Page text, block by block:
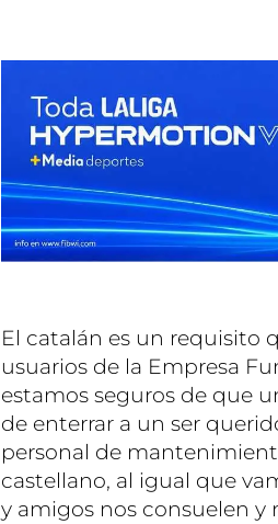
El catalán es un requisito
usuarios de la Empresa
estamos seguros de que
de enterrar a un ser
personal de
castellano, al igual que
y amigos nos consuelen